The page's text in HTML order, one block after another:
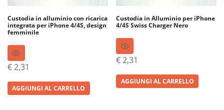
Custodia in alluminio con ricarica
integrata per iPhone 4/4S, design
femminile
€2,31
AGGIUNGI AL CARRELLO
Custodia in Alluminio per iPhone
4/4S Swiss Charger Nero
€2,31
AGGIUNGI AL CARRELLO